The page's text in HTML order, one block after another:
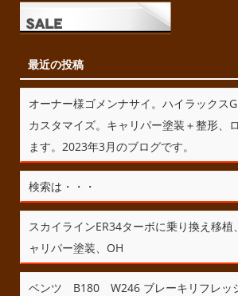
最近の投稿
オーナー様ゴメンナサイ。ハイラックス
カスタマイズ。キャリパー塗装＋整形、
ます。2023年3月のブログです。
検索は・・・
スカイラインER34ターボに乗り換え移
ャリパー塗装、OH
ベンツ B180 W246 ブレーキリフレッ